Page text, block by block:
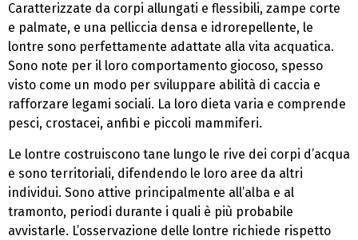
Caratterizzate da corpi allungati e flessibili, zampe corte
e palmate, e una pelliccia densa e idrorepellente, le
lontre sono perfettamente adattate alla vita acquatica.
Sono note per il loro comportamento giocoso, spesso
visto come un modo per sviluppare abilità di caccia e
rafforzare legami sociali. La loro dieta varia e comprende
pesci, crostacei, anfibi e piccoli mammiferi.
Le lontre costruiscono tane lungo le rive dei corpi d’acqua
e sono territoriali, difendendo le loro aree da altri
individui. Sono attive principalmente all’alba e al
tramonto, periodi durante i quali è più probabile
avvistarle. L’osservazione delle lontre richiede rispetto